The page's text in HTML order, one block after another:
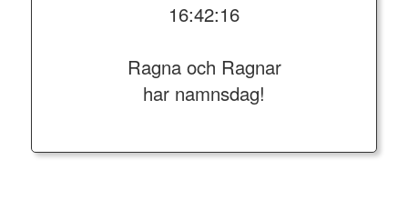
16:42:17
Ragna och Ragnar
har namnsdag!